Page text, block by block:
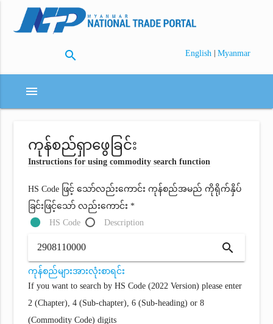
search English | Myanmar
menu
ကုန်စည်ရှာဖွေခြင်း
Instructions for using commodity search function
HS Code ဖြင့် သော်လည်းကောင်း ကုန်စည်အမည် ကိုရိုက်နှိပ်
ခြင်းဖြင့်သော် လည်းကောင်း *
HS Code
Description
search
ကုန်စည်များအားလုံးစာရင်း
If you want to search by HS Code (2022 Version) please enter
2 (Chapter), 4 (Sub-chapter), 6 (Sub-heading) or 8
(Commodity Code) digits